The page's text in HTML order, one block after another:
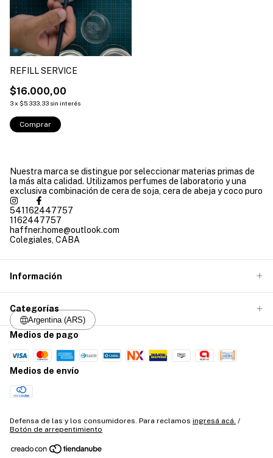
REFILL SERVICE
$16.000,00
3x $5.333,33 sin interés
Comprar
Nuestra marca se distingue por seleccionar materias primas de
la más alta calidad. Utilizamos perfumes de laboratorio y una
exclusiva combinación de cera de soja, cera de abeja y coco puro
541162447757
1162447757
haffner.home@outlook.com
Colegiales, CABA
Información
Categorías
Argentina (ARS)
Medios de pago
Medios de envío
Defensa de las y los consumidores. Para reclamos ingresá acá. /
Botón de arrepentimiento